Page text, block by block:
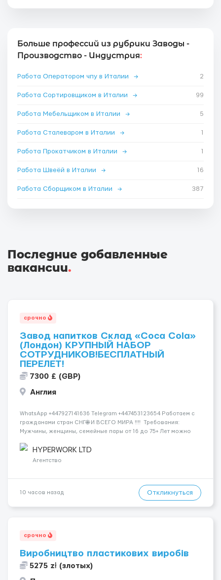
Больше профессий из рубрики Заводы -
Производство - Индустрия:
Работа Оператором чпу в Италии → 2
Работа Сортировщиком в Италии → 99
Работа Мебельщиком в Италии → 5
Работа Сталеваром в Италии → 1
Работа Прокатчиком в Италии → 1
Работа Швеёй в Италии → 16
Работа Сборщиком в Италии → 387
Последние добавленные
вакансии.
срочно
Завод напитков Склад «Coca Cola»
(Лондон) КРУПНЫЙ НАБОР
СОТРУДНИКОВ!БЕСПЛАТНЫЙ
ПЕРЕЛЕТ!
7300 £ (GBP)
Англия
WhatsApp +447927141636 Telegram +447453123654 Работаем с
гражданами стран СНГ🌐 И ВСЕГО МИРА !!!! Требования:
Мужчины, женщины, семейные пары от 16 до 75+ Лет можно
относится к новичкам и обучат их всему с самого нуля.👥 ...
HYPERWORK LTD
Агентство
10 часов назад Откликнуться
срочно
Виробництво пластикових виробів
5275 zł (злотых)